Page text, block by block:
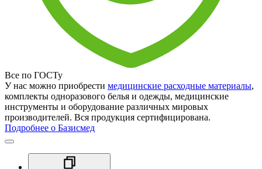
Все по ГОСТу
У нас можно приобрести медицинские расходные материалы,
комплекты одноразового белья и одежды, медицинские
инструменты и оборудование различных мировых
производителей. Вся продукция сертифицирована.
Подробнее о Базисмед